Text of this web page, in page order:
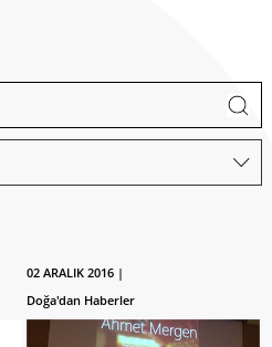
02 ARALIK 2016 |
Doğa'dan Haberler